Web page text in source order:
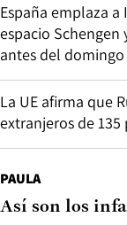
España emplaza
espacio Schengen
antes del domingo
La UE afirma que
extranjeros de 135
PAULA
Así son los